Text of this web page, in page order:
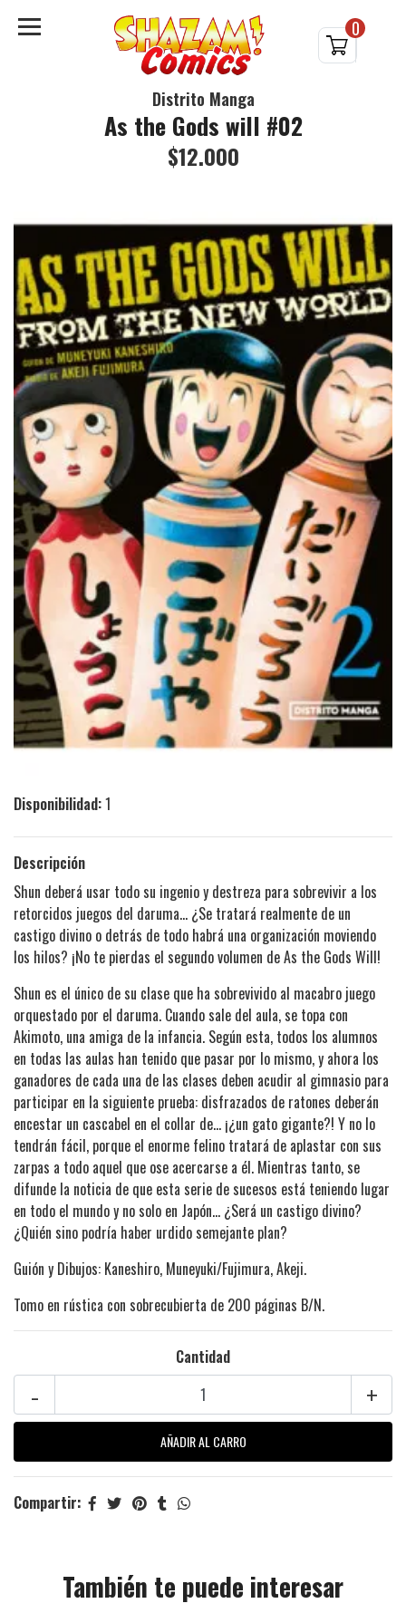
0
Distrito Manga
As the Gods will #02
$12.000
Disponibilidad:1
Descripción
Shun deberá usar todo su ingenio y destreza para sobrevivir a los
retorcidos juegos del daruma… ¿Se tratará realmente de un
castigo divino o detrás de todo habrá una organización moviendo
los hilos? ¡No te pierdas el segundo volumen de As the Gods Will!
Shun es el único de su clase que ha sobrevivido al macabro juego
orquestado por el daruma. Cuando sale del aula, se topa con
Akimoto, una amiga de la infancia. Según esta, todos los alumnos
en todas las aulas han tenido que pasar por lo mismo, y ahora los
ganadores de cada una de las clases deben acudir al gimnasio para
participar en la siguiente prueba: disfrazados de ratones deberán
encestar un cascabel en el collar de… ¡¿un gato gigante?! Y no lo
tendrán fácil, porque el enorme felino tratará de aplastar con sus
zarpas a todo aquel que ose acercarse a él. Mientras tanto, se
difunde la noticia de que esta serie de sucesos está teniendo lugar
en todo el mundo y no solo en Japón… ¿Será un castigo divino?
¿Quién sino podría haber urdido semejante plan?
Guión y Dibujos: Kaneshiro, Muneyuki/Fujimura, Akeji.
Tomo en rústica con sobrecubierta de 200 páginas B/N.
Cantidad
+
-
Compartir:
También te puede interesar